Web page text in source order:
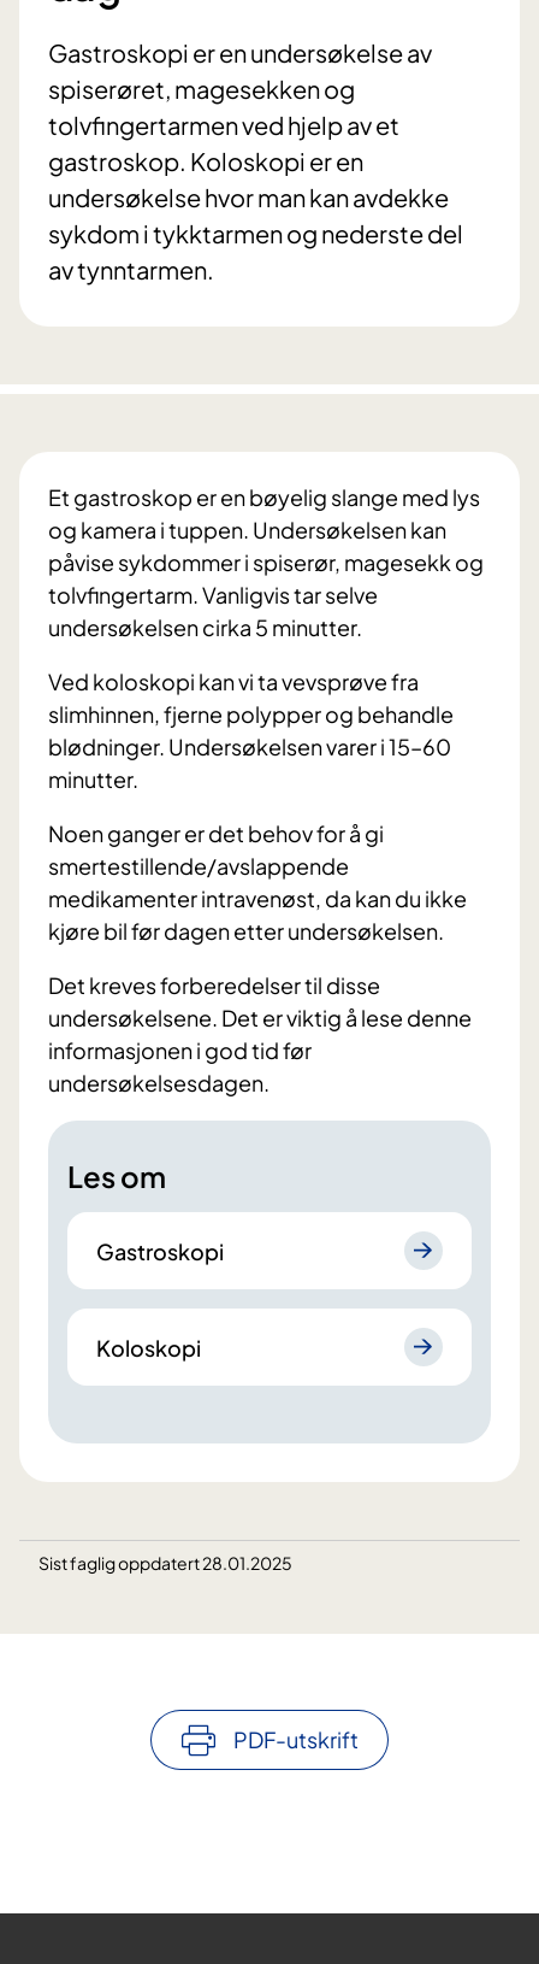
Gastroskopi er en undersøkelse av
spiserøret, magesekken og
tolvfingertarmen ved hjelp av et
gastroskop. Koloskopi er en
undersøkelse hvor man kan avdekke
sykdom i tykktarmen og nederste del
av tynntarmen.
Et gastroskop er en bøyelig slange med lys
og kamera i tuppen. Undersøkelsen kan
påvise sykdommer i spiserør, magesekk og
tolvfingertarm. Vanligvis tar selve
undersøkelsen cirka 5 minutter.
Ved koloskopi kan vi ta vevsprøve fra
slimhinnen, fjerne polypper og behandle
blødninger. Undersøkelsen varer i 15–60
minutter.
Noen ganger er det behov for å gi
smertestillende/avslappende
medikamenter intravenøst, da kan du ikke
kjøre bil før dagen etter undersøkelsen.
Det kreves forberedelser til disse
undersøkelsene. Det er viktig å lese denne
informasjonen i god tid før
undersøkelsesdagen.
Les om
Gastroskopi
Koloskopi
Sist faglig oppdatert 28.01.2025
PDF-utskrift